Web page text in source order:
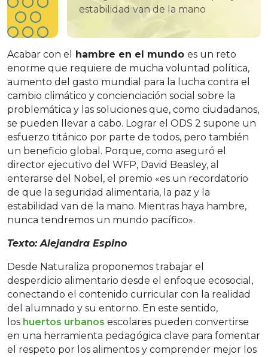
estabilidad van de la mano
Acabar con el hambre en el mundo es un reto
enorme que requiere de mucha voluntad política,
aumento del gasto mundial para la lucha contra el
cambio climático y concienciación social sobre la
problemática y las soluciones que, como ciudadanos,
se pueden llevar a cabo. Lograr el ODS 2 supone un
esfuerzo titánico por parte de todos, pero también
un beneficio global. Porque, como aseguró el
director ejecutivo del WFP, David Beasley, al
enterarse del Nobel, el premio «es un recordatorio
de que la seguridad alimentaria, la paz y la
estabilidad van de la mano. Mientras haya hambre,
nunca tendremos un mundo pacífico».
Texto: Alejandra Espino
Desde Naturaliza proponemos trabajar el
desperdicio alimentario desde el enfoque ecosocial,
conectando el contenido curricular con la realidad
del alumnado y su entorno. En este sentido,
los huertos urbanos escolares pueden convertirse
en una herramienta pedagógica clave para fomentar
el respeto por los alimentos y comprender mejor los